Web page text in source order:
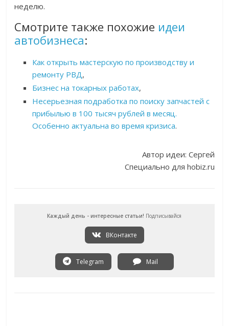
неделю.
Смотрите также похожие идеи
автобизнеса:
Как открыть мастерскую по производству и
ремонту РВД,
Бизнес на токарных работах,
Несерьезная подработка по поиску запчастей с
прибылью в 100 тысяч рублей в месяц.
Особенно актуальна во время кризиса.
Автор идеи: Сергей
Специально для hobiz.ru
Каждый день - интересные статьи! Подписывайся
ВКонтакте
Telegram Mail